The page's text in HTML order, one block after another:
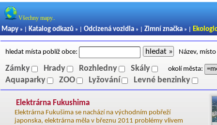
Všechny mapy..
Mapy » | Katalog odkazů » | Odcizená vozidla » | Zimní značka » |
hledat místa poblíž obce: hledat » Název,
Zámky Hrady Rozhledny Skály okolí města:
Aquaparky ZOO Lyžování Levné benzinky
Elektrárna Fukushima
Elektrárna Fukušima se nachází na východním pobřeží
japonska, elektrárna měla v březnu 2011 problémy vlivem